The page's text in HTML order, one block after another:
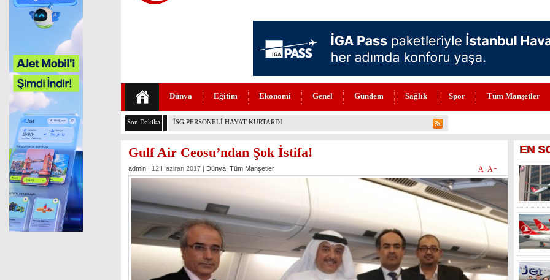
Dünya Eğitim Ekonomi Genel Gündem Sağlık Spor Tüm Manşetler
Son Dakika PEGASUS’TAN HUKUKTA YAPAY ZEKA DEVRİMİ
Gulf Air Ceosu’ndan Şok İstifa!
admin | 12 Haziran 2017 | Dünya Tüm Manşetler A-A+
EN